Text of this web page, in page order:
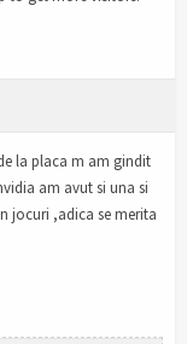
la placa m am gindit
am avut si una si
jocuri ,adica se merita